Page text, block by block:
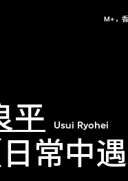
M+，
平 Usui Ryohei
日常中